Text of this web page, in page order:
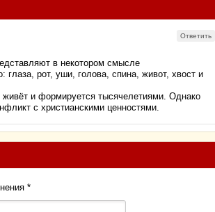
Ответить
в некотором смысле
глаза, рот, уши, голова, спина, живот, хвост и
живёт и формируется тысячелетиями. Однако
с христианскими ценностями.
*